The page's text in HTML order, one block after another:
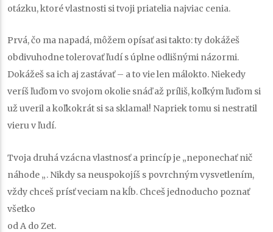
otázku, ktoré vlastnosti si tvoji priatelia najviac cenia.
Prvá, čo ma napadá, môžem opísať asi takto: ty dokážeš
obdivuhodne tolerovať ľudí s úplne odlišnými názormi.
Dokážeš sa ich aj zastávať – a to vie len málokto. Niekedy
veríš ľuďom vo svojom okolie snáď až príliš, koľkým ľuďom si
už uveril a koľkokrát si sa sklamal! Napriek tomu si nestratil
vieru v ľudí.
Tvoja druhá vzácna vlastnosť a princíp je „neponechať nič
náhode „. Nikdy sa neuspokojíš s povrchným vysvetlením,
vždy chceš prísť veciam na kĺb. Chceš jednoducho poznať
všetko
od A do Zet.